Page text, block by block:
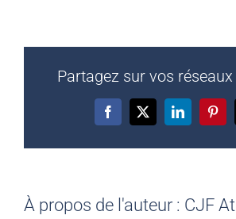
Partagez sur vos
Facebook
X LinkedIn
À propos de l'auteur : CJF